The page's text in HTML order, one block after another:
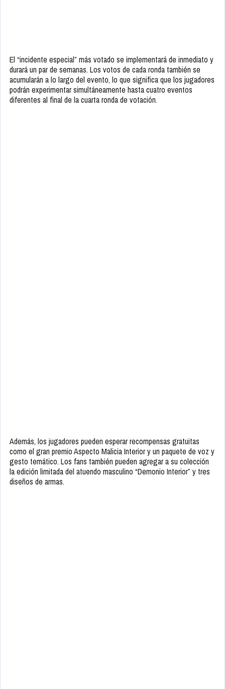
El “incidente especial” más votado se implementará de inmediato y
durará un par de semanas. Los votos de cada ronda también se
acumularán a lo largo del evento, lo que significa que los jugadores
podrán experimentar simultáneamente hasta cuatro eventos
diferentes al final de la cuarta ronda de votación.
Además, los jugadores pueden esperar recompensas gratuitas
como el gran premio Aspecto Malicia Interior y un paquete de voz y
gesto temático. Los fans también pueden agregar a su colección
la edición limitada del atuendo masculino “Demonio Interior” y tres
diseños de armas.